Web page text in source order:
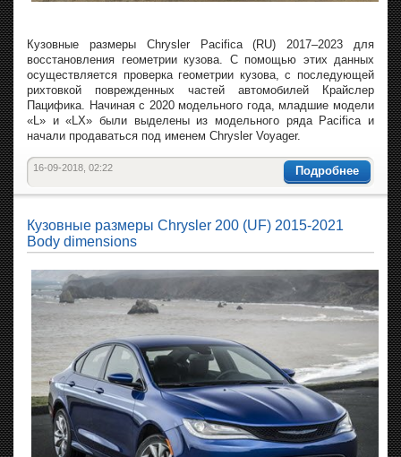
Кузовные размеры Chrysler Pacifica (RU) 2017–2023 для
восстановления геометрии кузова. С помощью этих данных
осуществляется проверка геометрии кузова, с последующей
рихтовкой поврежденных частей автомобилей Крайслер
Пацифика. Начиная с 2020 модельного года, младшие модели
«L» и «LX» были выделены из модельного ряда Pacifica и
начали продаваться под именем Chrysler Voyager.
Подробнее
16-09-2018, 02:22
Кузовные размеры Chrysler 200 (UF) 2015-2021
Body dimensions